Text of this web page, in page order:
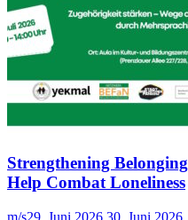
Strengthening
Help Combat Loneliness
m/s29. Juni 2026 30. Juni 2026